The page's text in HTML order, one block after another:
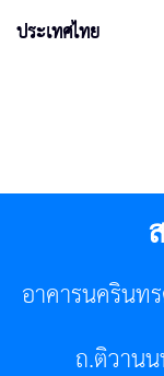
ประเทศไทย
อาคารนครินท
ถ.ติวาน